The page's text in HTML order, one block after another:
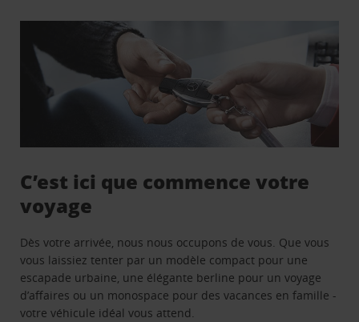
C’est ici que commence votre
voyage
Dès votre arrivée, nous nous occupons de vous. Que vous
vous laissiez tenter par un modèle compact pour une
escapade urbaine, une élégante berline pour un voyage
d’affaires ou un monospace pour des vacances en famille -
votre véhicule idéal vous attend.